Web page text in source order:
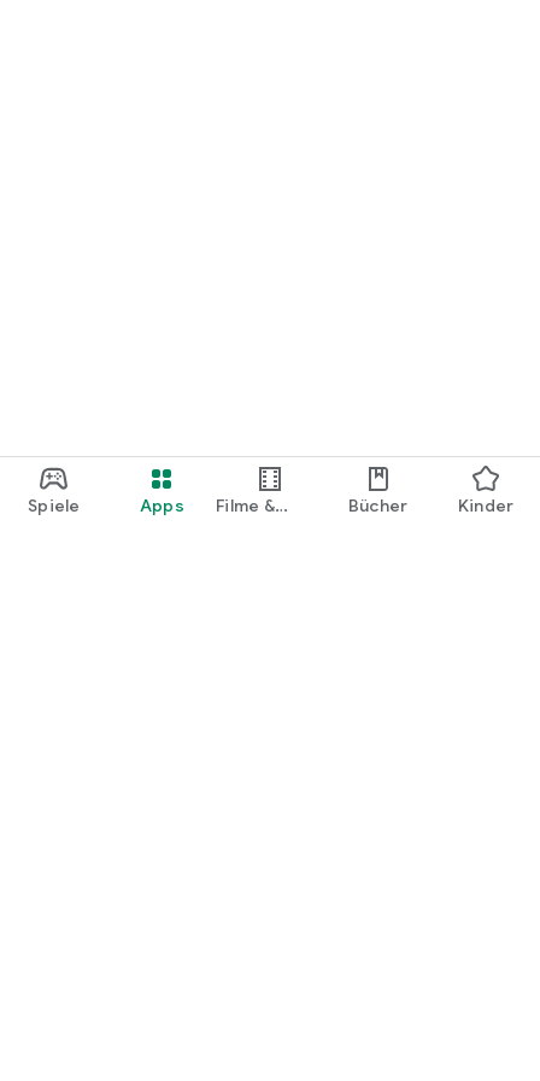
Spiele Apps
Filme &
Bücher Kinder